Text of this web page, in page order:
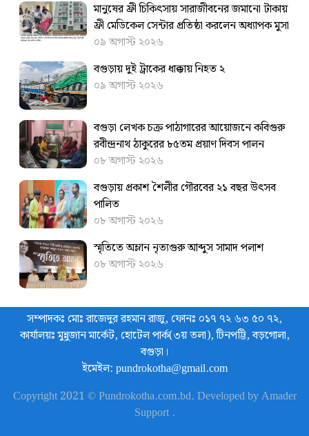
মানুষের ফ্রী চিকিৎসায় সারাজীবনের জমানো টাকায়
ফ্রী মেডিকেল সেন্টার প্রতিষ্ঠা করলেন অধ্যাপক মুসা
০৯ অগাস্ট ২০২৬
বগুড়ায় দুই ট্রাকের ধাক্কায় নিহত ২
০৯ অগাস্ট ২০২৬
বগুড়া লেখক চক্র পাঠাগারের আয়োজনে কবিগুরু
রবীন্দ্রনাথ ঠাকুরের ৮৫তম প্রয়াণ দিবস পালন
০৮ অগাস্ট ২০২৬
বগুড়ায় প্রকাশ শৈলীর গৌরবের ২১ বছর উৎসব
পা‌লিত
০৮ অগাস্ট ২০২৬
স্মৃতিতে অম্লান নৃত্যগুরু আব্দুস সামাদ পলাশ
০৮ অগাস্ট ২০২৬
সম্পাদকঃ মোঃ রাজেদুর রহমান রাজু, ফোনঃ ০১৭ ৭২ ৬৩ ৫০ ৭২,
কার্যালয়ঃ মুন্নুজান মার্কেট, হোটেল পার্ক(৩য় তলা), টিনপট্টি, বড়গোলা,
বগুড়া।
ইমেইল: pundrokotha@gmail.com
Copyright 2021 © Pundrokotha.com.bd. Developed by Amader
Support .